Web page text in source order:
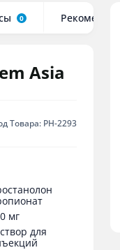
0
Asia
Товара: PH-2293
мг
для